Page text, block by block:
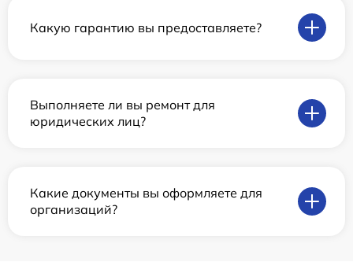
Какую гарантию вы предоставляете?
Выполняете ли вы ремонт для
юридических лиц?
Какие документы вы оформляете для
организаций?